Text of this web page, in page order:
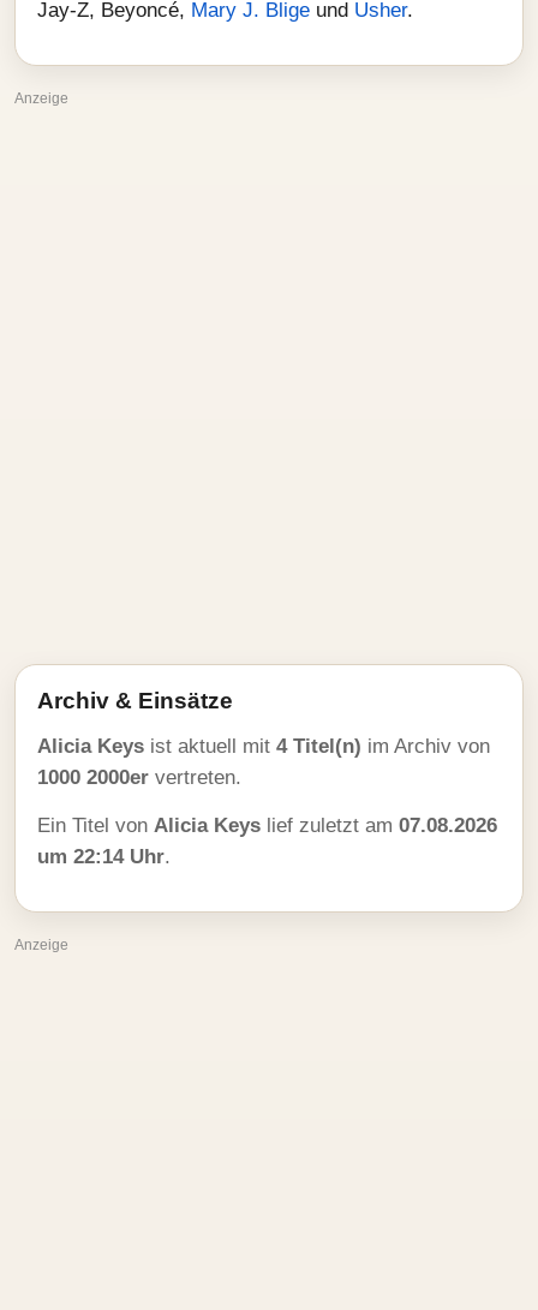
Jay‑Z, Beyoncé, Mary J. Blige und Usher.
Anzeige
Archiv & Einsätze
Alicia Keys ist aktuell mit 4 Titel(n) im Archiv von
1000 2000er vertreten.
Ein Titel von Alicia Keys lief zuletzt am 07.08.2026
um 22:14 Uhr.
Anzeige